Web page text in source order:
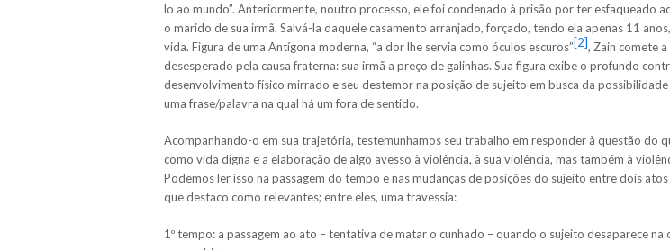
lo ao mundo”. Anteriormente, noutro processo, ele foi condenado à prisão por ter esfaqueado
o marido de sua irmã. Salvá-la daquele casamento arranjado, forçado, tendo ela apenas 11
vida. Figura de uma Antígona moderna, “a dor lhe servia como óculos escuros”[2], Zain comete
desesperado pela causa fraterna: sua irmã a preço de galinhas. Sua figura exibe o profundo
desenvolvimento físico mirrado e seu destemor na posição de sujeito em busca da
uma frase/palavra na qual há um fora de sentido.
Acompanhando-o em sua trajetória, testemunhamos seu trabalho em responder à questão do
como vida digna e a elaboração de algo avesso à violência, à sua violência, mas também à
Podemos ler isso na passagem do tempo e nas mudanças de posições do sujeito entre dois
que destaco como relevantes; entre eles, uma travessia:
1º tempo: a passagem ao ato – tentativa de matar o cunhado – quando o sujeito desaparece na